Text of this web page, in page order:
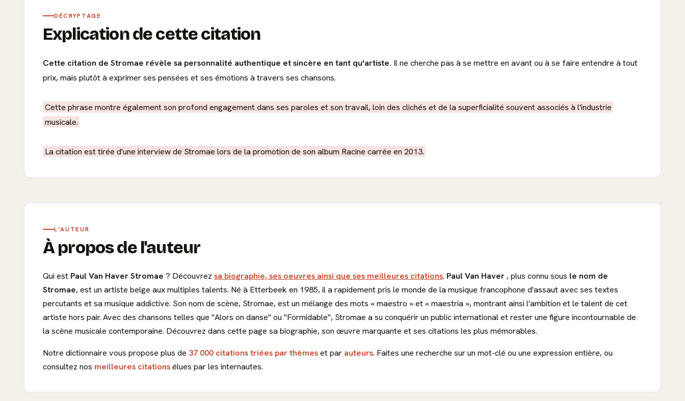
DÉCRYPTAGE
Explication de cette citation
Cette citation de Stromae révèle sa personnalité authentique et sincère en tant qu'artiste. Il ne cherche pas à se mettre en avant ou à se faire entendre à tout
prix, mais plutôt à exprimer ses pensées et ses émotions à travers ses chansons.
Cette phrase montre également son profond engagement dans ses paroles et son travail, loin des clichés et de la superficialité souvent associés à l'industrie
musicale.
La citation est tirée d'une interview de Stromae lors de la promotion de son album Racine carrée en 2013.
L'AUTEUR
À propos de l'auteur
Qui est Paul Van Haver Stromae ? Découvrez sa biographie, ses oeuvres ainsi que ses meilleures citations. Paul Van Haver , plus connu sous le nom de
Stromae, est un artiste belge aux multiples talents. Né à Etterbeek en 1985, il a rapidement pris le monde de la musique francophone d'assaut avec ses textes
percutants et sa musique addictive. Son nom de scène, Stromae, est un mélange des mots « maestro » et « maestria », montrant ainsi l'ambition et le talent de cet
artiste hors pair. Avec des chansons telles que "Alors on danse" ou "Formidable", Stromae a su conquérir un public international et rester une figure incontournable de
la scène musicale contemporaine. Découvrez dans cette page sa biographie, son œuvre marquante et ses citations les plus mémorables.
Notre dictionnaire vous propose plus de 37 000 citations triées par thèmeset par auteurs. Faites une recherche sur un mot-clé ou une expression entière, ou
consultez nos meilleures citationsélues par les internautes.